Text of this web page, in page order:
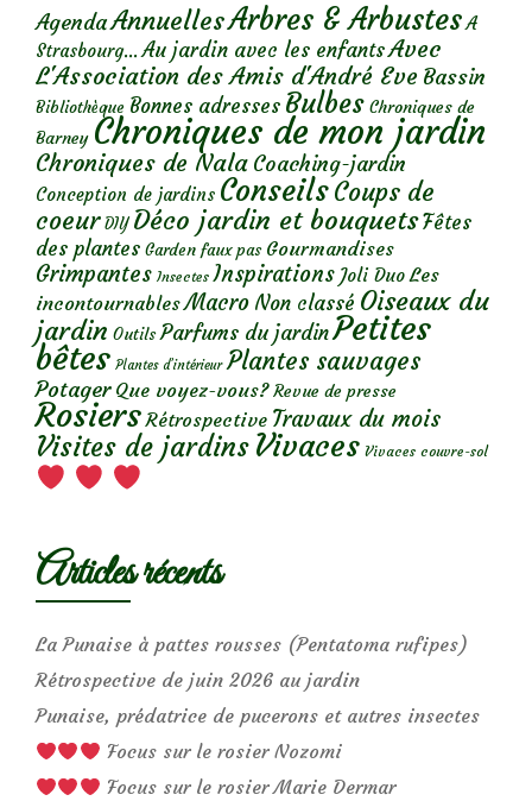
AgendaAnnuellesArbres & Arbustes A
Strasbourg... Au jardin avec les enfantsAvec
L'Association des Amis d'André Eve Bassin
Bibliothèque Bonnes adresses Bulbes Chroniques de
Barney Chroniques de mon jardin
Chroniques de Nala Coaching-jardin
Conception de jardins ConseilsCoups de
coeur DIY Déco jardin et bouquetsFêtes
des plantes Garden faux pas Gourmandises
Grimpantes Insectes Inspirations Joli Duo Les
incontournables Macro Non classé Oiseaux du
jardin Outils Parfums du jardinPetites
bêtes Plantes d’intérieur Plantes sauvages
Potager Que voyez-vous? Revue de presse
Rosiers Rétrospective Travaux du mois
Visites de jardins Vivaces Vivaces couvre-sol
Articles récents
La Punaise à pattes rousses (Pentatoma rufipes)
Rétrospective de juin 2026 au jardin
Punaise, prédatrice de pucerons et autres insectes
Focus sur le rosier Nozomi
Focus sur le rosier Marie Dermar